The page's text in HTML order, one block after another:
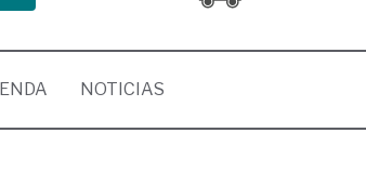
NOTICIAS